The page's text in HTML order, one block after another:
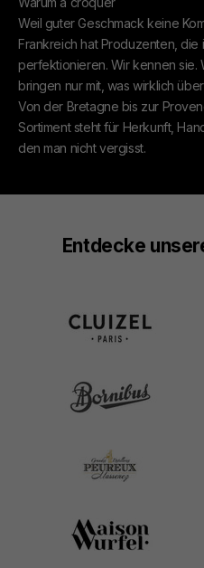
Weil guter Geschmack keine
Frankreich hat Produzenten,
perfektionieren. Wir kennen sie.
bringen nur mit, was wirklich
Von der Bretagne bis zur
Sortiment steht für Herkunft,
den man nicht vergisst.
Entdecke